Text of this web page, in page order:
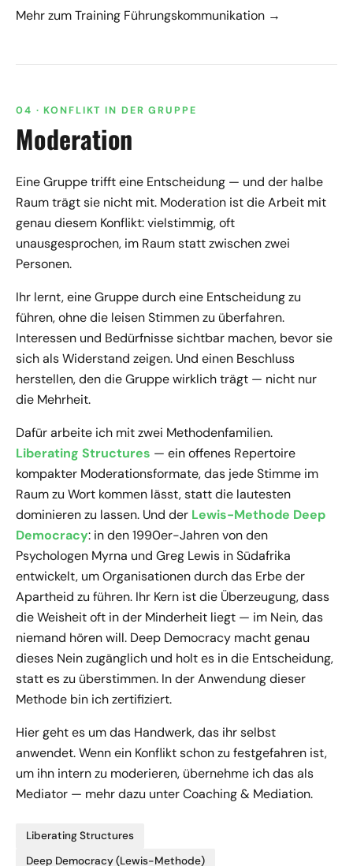
Mehr zum Training Führungskommunikation →
04 · KONFLIKT IN DER GRUPPE
Moderation
Eine Gruppe trifft eine Entscheidung — und der halbe
Raum trägt sie nicht mit. Moderation ist die Arbeit mit
genau diesem Konflikt: vielstimmig, oft
unausgesprochen, im Raum statt zwischen zwei
Personen.
Ihr lernt, eine Gruppe durch eine Entscheidung zu
führen, ohne die leisen Stimmen zu überfahren.
Interessen und Bedürfnisse sichtbar machen, bevor sie
sich als Widerstand zeigen. Und einen Beschluss
herstellen, den die Gruppe wirklich trägt — nicht nur
die Mehrheit.
Dafür arbeite ich mit zwei Methodenfamilien.
Liberating Structures — ein offenes Repertoire
kompakter Moderationsformate, das jede Stimme im
Raum zu Wort kommen lässt, statt die lautesten
dominieren zu lassen. Und der Lewis-Methode Deep
Democracy: in den 1990er-Jahren von den
Psychologen Myrna und Greg Lewis in Südafrika
entwickelt, um Organisationen durch das Erbe der
Apartheid zu führen. Ihr Kern ist die Überzeugung, dass
die Weisheit oft in der Minderheit liegt — im Nein, das
niemand hören will. Deep Democracy macht genau
dieses Nein zugänglich und holt es in die Entscheidung,
statt es zu überstimmen. In der Anwendung dieser
Methode bin ich zertifiziert.
Hier geht es um das Handwerk, das ihr selbst
anwendet. Wenn ein Konflikt schon zu festgefahren ist,
um ihn intern zu moderieren, übernehme ich das als
Mediator — mehr dazu unterCoaching & Mediation.
Liberating Structures
Deep Democracy (Lewis-Methode)